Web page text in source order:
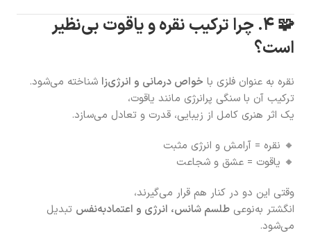
🧩 ۴. چرا ترکیب نقره و یاقوت بی‌نظیر
است؟
نقره به عنوان فلزی با خواص درمانی و انرژی‌زا شناخته می‌شود.
ترکیب آن با سنگی پرانرژی مانند یاقوت،
یک اثر هنری کامل از زیبایی، قدرت و تعادل می‌سازد.
🔸 نقره = آرامش و انرژی مثبت
🔸 یاقوت = عشق و شجاعت
وقتی این دو در کنار هم قرار می‌گیرند،
انگشتر به‌نوعی طلسم شانس، انرژی و اعتماد‌به‌نفس تبدیل
می‌شود.